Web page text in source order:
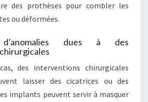
des prothèses pour combler les
ou déformées.
d’anomalies dues à des
des interventions chirurgicales
laisser des cicatrices ou des
implants peuvent servir à masquer